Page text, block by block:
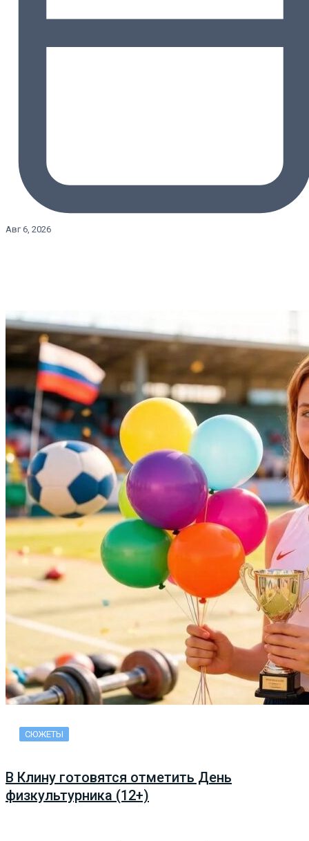
Авг 6, 2026
СЮЖЕТЫ
В Клину готовятся отметить День
физкультурника (12+)